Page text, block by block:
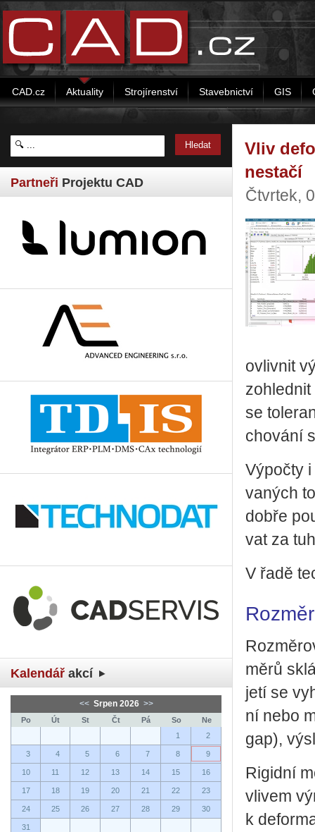
CAD.cz Aktuality Strojírenství Stavebnictví GIS
Partneři Projektu CAD
Kalendář akcí
<< Srpen 2026 >>
Po Út St Čt Pá So
Ne
1
2
3 4 5 6 7 8 9
10 11 12 13 14 15 16
17 18 19 20 21 22 23
24 25 26 27 28 29 30
31
Vliv
nestačí
Čtvrtek,
ovliv­nit
se
cho­vá­ní
Vý­po­čty
va­ných
dobře
vat za
V řadě
mě­rů
je­tí se
ní nebo
gap),
Ri­gid­ní
vli­vem
k